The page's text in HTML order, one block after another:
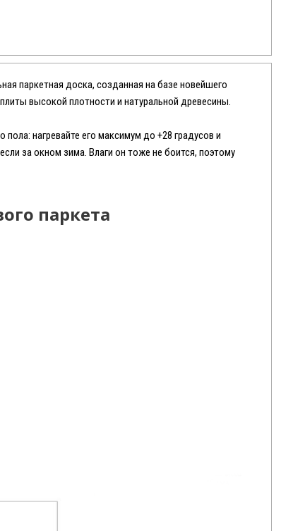
паркетная доска, созданная на базе новейшего
высокой плотности и натуральной древесины.
нагревайте его максимум до +28 градусов и
за окном зима. Влаги он тоже не боится, поэтому
паркета